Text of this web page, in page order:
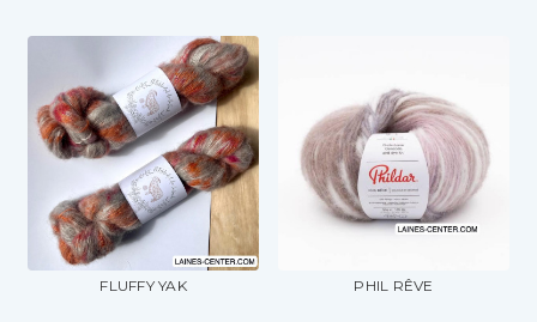
FLUFFY YAK PHIL RÊVE